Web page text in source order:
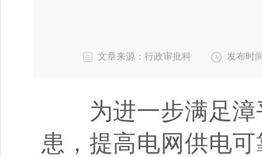
文章来源：行政审批科 发布时
为进一步满足漳
患，提高电网供电